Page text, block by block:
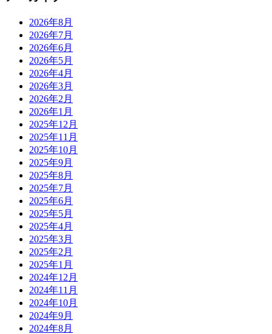
2026年8月
2026年7月
2026年6月
2026年5月
2026年4月
2026年3月
2026年2月
2026年1月
2025年12月
2025年11月
2025年10月
2025年9月
2025年8月
2025年7月
2025年6月
2025年5月
2025年4月
2025年3月
2025年2月
2025年1月
2024年12月
2024年11月
2024年10月
2024年9月
2024年8月